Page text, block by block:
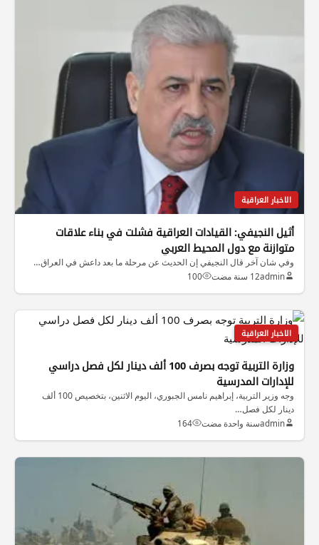
الاخبار العراقية
أثيل النجيفي: القيادات العراقية فشلت في بناء علاقات
متوازنة مع دول المحيط العربي
وفي شان آخر قال النجيفي إن الحديث عن مرحلة ما بعد داعش في العراق…
admin12 سنة مضت 100
الاخبار العراقية
وزارة التربية توجه بصرف 100 ألف دينار لكل فصل دراسي
للإدارات المدرسية
وجه وزير التربية، إبراهيم نامس الجبوري، اليوم الاثنين، بتخصيص 100 ألف
دينار لكل فصل…
adminسنة واحدة مضت 164